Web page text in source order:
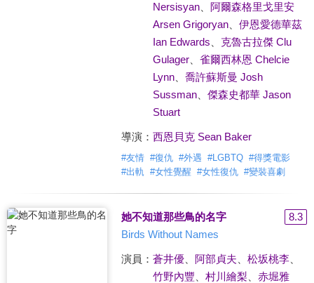
Nersisyan、 阿爾森格里戈里安
Arsen Grigoryan、 伊恩愛德華茲
Ian Edwards
克魯古拉傑 Clu
Gulager、 雀爾西林恩 Chelcie
Lynn、 喬許蘇斯曼 Josh
Sussman、 傑森史都華 Jason
Stuart
導演： 西恩貝克 Sean Baker
#友情 #復仇 #外遇 #LGBTQ #得獎電影
#出軌 #女性覺醒 #女性復仇 #變裝喜劇
她不知道那些鳥的名字
8.3
Birds Without Names
演員： 蒼井優、 阿部貞夫 松坂桃李、
竹野內豐
村川繪梨
赤堀雅